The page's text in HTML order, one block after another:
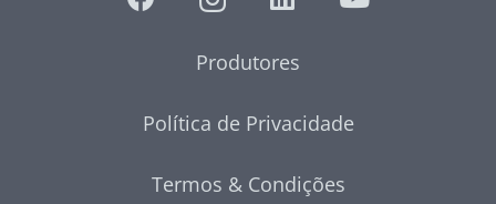
Produtores
Política de Privacidade
Termos & Condições